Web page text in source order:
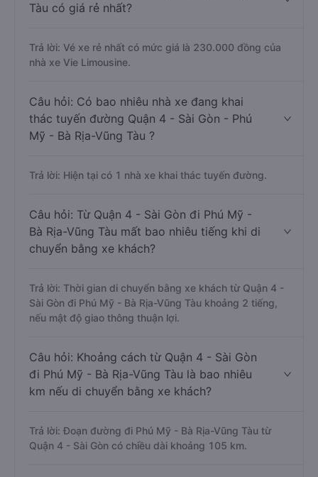
Tàu có giá rẻ nhất?
Trả lời: Vé xe rẻ nhất có mức giá là 230.000 đồng của
nhà xe Vie Limousine.
Câu hỏi: Có bao nhiêu nhà xe đang khai
thác tuyến đường Quận 4 - Sài Gòn - Phú
Mỹ - Bà Rịa-Vũng Tàu ?
Trả lời: Hiện tại có 1 nhà xe khai thác tuyến đường.
Câu hỏi: Từ Quận 4 - Sài Gòn đi Phú Mỹ -
Bà Rịa-Vũng Tàu mất bao nhiêu tiếng khi di
chuyển bằng xe khách?
Trả lời: Thời gian di chuyển bằng xe khách từ Quận 4 -
Sài Gòn đi Phú Mỹ - Bà Rịa-Vũng Tàu khoảng 2 tiếng,
nếu mật độ giao thông thuận lợi.
Câu hỏi: Khoảng cách từ Quận 4 - Sài Gòn
đi Phú Mỹ - Bà Rịa-Vũng Tàu là bao nhiêu
km nếu di chuyển bằng xe khách?
Trả lời: Đoạn đường đi Phú Mỹ - Bà Rịa-Vũng Tàu từ
Quận 4 - Sài Gòn có chiều dài khoảng 105 km.